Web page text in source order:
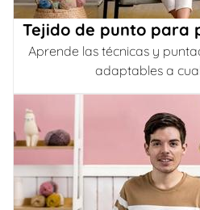
Tejido de punto para
Aprende las técnicas y
adaptables a